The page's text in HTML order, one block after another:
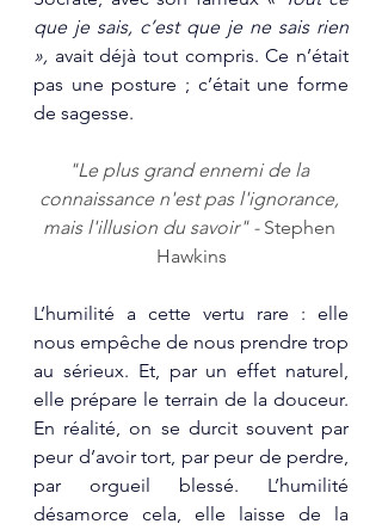
que je sais, c’est que je ne sais rien
», avait déjà tout compris. Ce n’était
pas une posture ; c’était une forme
de sagesse.
"Le plus grand ennemi de la
connaissance n'est pas l'ignorance,
mais l'illusion du savoir" - Stephen
Hawkins
L’humilité a cette vertu rare : elle
nous empêche de nous prendre trop
au sérieux. Et, par un effet naturel,
elle prépare le terrain de la douceur.
En réalité, on se durcit souvent par
peur d’avoir tort, par peur de perdre,
par orgueil blessé. L’humilité
désamorce cela, elle laisse de la